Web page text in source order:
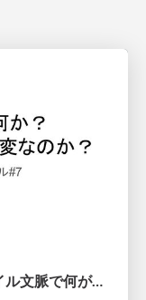
スタートアップとは何か？アジャイル文脈で何が大変なのか？ #shibuyagile